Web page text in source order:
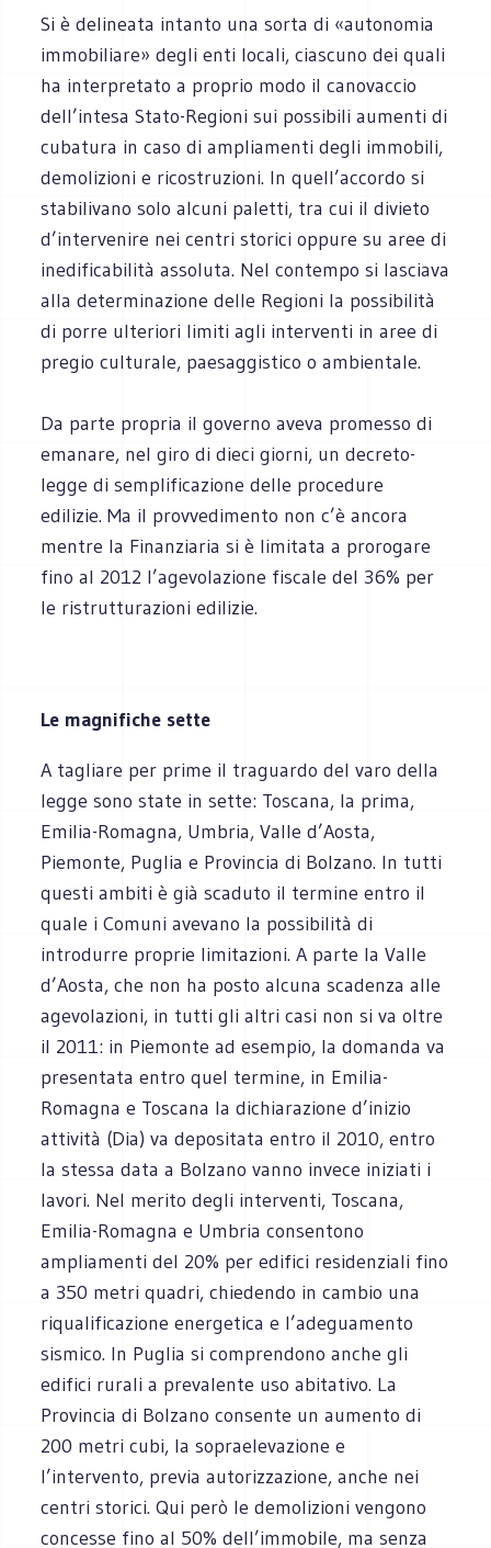
Si è delineata intanto una sorta di «autonomia
immobiliare» degli enti locali, ciascuno dei quali
ha interpretato a proprio modo il canovaccio
dell’intesa Stato-Regioni sui possibili aumenti di
cubatura in caso di ampliamenti degli immobili,
demolizioni e ricostruzioni. In quell’accordo si
stabilivano solo alcuni paletti, tra cui il divieto
d’intervenire nei centri storici oppure su aree di
inedificabilità assoluta. Nel contempo si lasciava
alla determinazione delle Regioni la possibilità
di porre ulteriori limiti agli interventi in aree di
pregio culturale, paesaggistico o ambientale.
Da parte propria il governo aveva promesso di
emanare, nel giro di dieci giorni, un decreto-
legge di semplificazione delle procedure
edilizie. Ma il provvedimento non c’è ancora
mentre la Finanziaria si è limitata a prorogare
fino al 2012 l’agevolazione fiscale del 36% per
le ristrutturazioni edilizie.
Le magnifiche sette
A tagliare per prime il traguardo del varo della
legge sono state in sette: Toscana, la prima,
Emilia-Romagna, Umbria, Valle d’Aosta,
Piemonte, Puglia e Provincia di Bolzano. In tutti
questi ambiti è già scaduto il termine entro il
quale i Comuni avevano la possibilità di
introdurre proprie limitazioni. A parte la Valle
d’Aosta, che non ha posto alcuna scadenza alle
agevolazioni, in tutti gli altri casi non si va oltre
il 2011: in Piemonte ad esempio, la domanda va
presentata entro quel termine, in Emilia-
Romagna e Toscana la dichiarazione d’inizio
attività (Dia) va depositata entro il 2010, entro
la stessa data a Bolzano vanno invece iniziati i
lavori. Nel merito degli interventi, Toscana,
Emilia-Romagna e Umbria consentono
ampliamenti del 20% per edifici residenziali fino
a 350 metri quadri, chiedendo in cambio una
riqualificazione energetica e l’adeguamento
sismico. In Puglia si comprendono anche gli
edifici rurali a prevalente uso abitativo. La
Provincia di Bolzano consente un aumento di
200 metri cubi, la sopraelevazione e
l’intervento, previa autorizzazione, anche nei
centri storici. Qui però le demolizioni vengono
concesse fino al 50% dell’immobile, ma senza